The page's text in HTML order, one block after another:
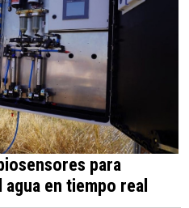
para
en tiempo real